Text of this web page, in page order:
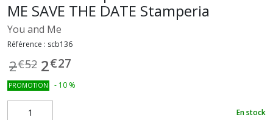
ME SAVE THE DATE Stamperia
You and Me
Référence : scb136
2€52 2€27
PROMOTION - 10 %
En stock